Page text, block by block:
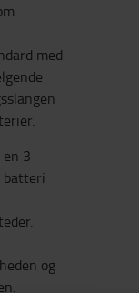
med
3
batteri
og